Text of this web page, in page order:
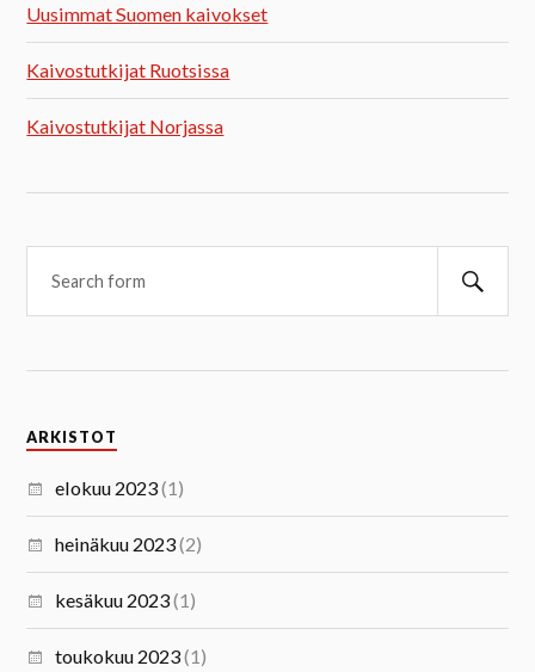
Uusimmat Suomen kaivokset
Kaivostutkijat Ruotsissa
Kaivostutkijat Norjassa
ARKISTOT
elokuu 2023(1)
heinäkuu 2023(2)
kesäkuu 2023(1)
toukokuu 2023(1)